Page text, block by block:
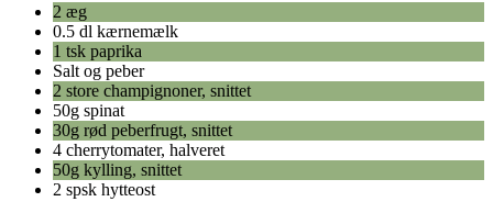
2 æg
0.5 dl kærnemælk
1 tsk paprika
Salt og peber
2 store champignoner, snittet
50g spinat
30g rød peberfrugt, snittet
4 cherrytomater, halveret
50g kylling, snittet
2 spsk hytteost